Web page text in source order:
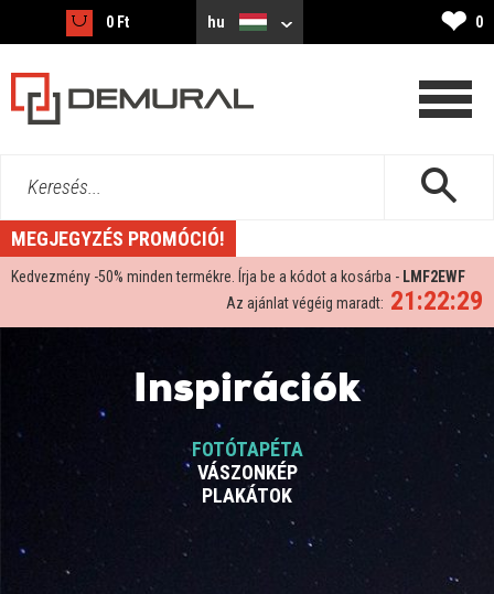
0 Ft hu ❤ 0
Keresés...
MEGJEGYZÉS PROMÓCIÓ!
Kedvezmény -50% minden termékre. Írja be a kódot a kosárba - LMF2EWF
21:22:28
Az ajánlat végéig maradt:
Inspirációk
FOTÓTAPÉTA
VÁSZONKÉP
PLAKÁTOK